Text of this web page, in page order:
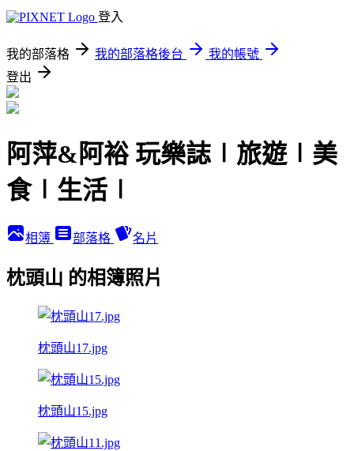
登入
我的部落格 我的部落格後台
我的帳號
登出
阿萍&阿裕 玩樂誌∣旅遊∣美
食∣生活∣
相簿 部落格 名片
枕頭山 的相簿照片
枕頭山17.jpg
枕頭山15.jpg